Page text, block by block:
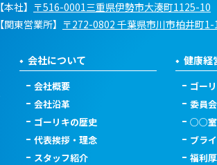
【本社】 〒516-0001三重県伊勢市大湊町1125-10
【関東営業所】 〒272-0802 千葉県市川市柏井町1-
会社について
会社概要
会社沿革
ゴーリキの歴史
代表挨拶・理念
スタッフ紹介
健康経
ゴー
委員
○○室
ブラ
福利